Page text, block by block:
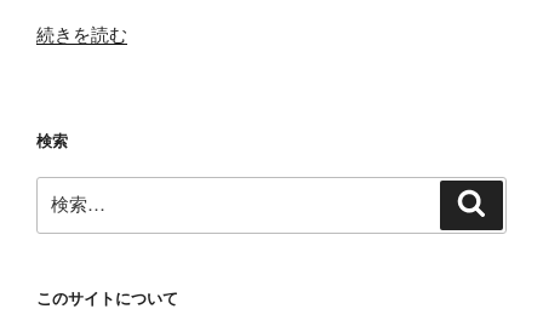
“【目
優
勝】
ひ
ょ
と
続きを読む
検索
索:
このサイトについて